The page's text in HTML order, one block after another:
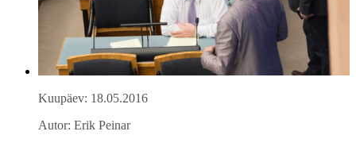
Kuupäev: 18.05.2016
Autor: Erik Peinar